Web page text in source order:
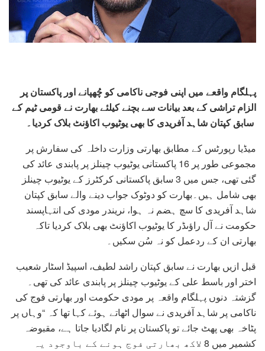
پہلگام واقعے میں اپنی فوجی ناکامی کو چُھپانے اور پاکستان پر
الزام تراشی کے بعد بیانات سے بچنے کیلئے بھارت نے قومی ٹیم کے
میڈیا رپورٹس کے مطابق بھارتی وزارت داخلہ کی سفارش پر
مجموعی طور پر 16 پاکستانی یوٹیوب چینلز پر پابندی عائد کی
گئی تھی، جس میں 3 سابق پاکستانی کرکٹرز کے یوٹیوب چینلز
بھی شامل ہیں۔بھارت کو دوٹوک جواب دینے والے سابق کپتان
شاہد آفریدی کا سچ ہضم نہ ہوا، نریندر مودی کی انتہاپسند
حکومت نے آل راؤںڈر کا یوٹیوب اکاؤنٹ بھی بلاک کردیا تاکہ
بھارتی ان کے ردعمل کو نہ سُن سکیں۔
قبل ازیں بھارت نے سابق کپتان راشد لطیف، اسپیڈ اسٹار شعیب
اختر اور باسط علی کے یوٹیوب چینلز پر پابندی عائد کی تھی۔
گزشتہ دنوں پہلگام واقعہ پر مودی حکومت اور بھارتی فوج کی
ناکامی پر شاہد آفریدی نے سوال اٹھاتے ہوئے کہا تھا کہ “وہاں پر
پٹاخہ بھی پھٹ جائے تو پاکستان پر نام لگادیا جاتا ہے، مقبوضہ
کشمیر میں 8 لاکھ بھارتی فوج ہونے کے باوجود یہ